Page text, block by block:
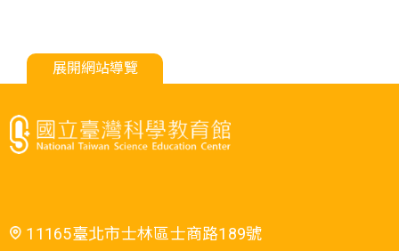
展開網站導覽
11165臺北市士林區士商路189號